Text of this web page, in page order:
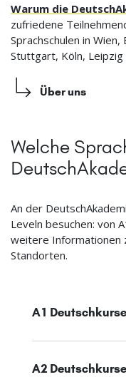
Warum die
zufriedene
Sprachschulen in
Stuttgart, Köln,
Über uns
Welche
An der
Leveln besuchen: von
weitere Informationen
Standorten.
A1 Deutschkurse
A2 Deutschkurse